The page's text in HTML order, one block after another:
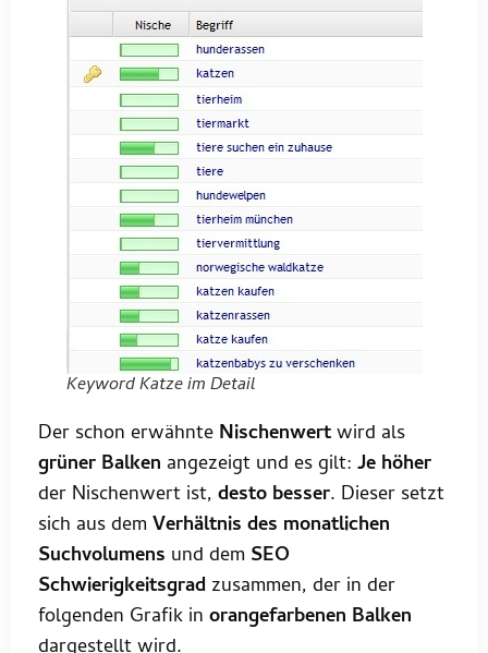
Keyword Katze im Detail
Der schon erwähnte Nischenwertwird als
grüner Balken angezeigt und es gilt: Je höher
der Nischenwert ist, desto besser. Dieser setzt
sich aus dem Verhältnis des monatlichen
Suchvolumens und dem SEO
Schwierigkeitsgrad zusammen, der in der
folgenden Grafik in orangefarbenen Balken